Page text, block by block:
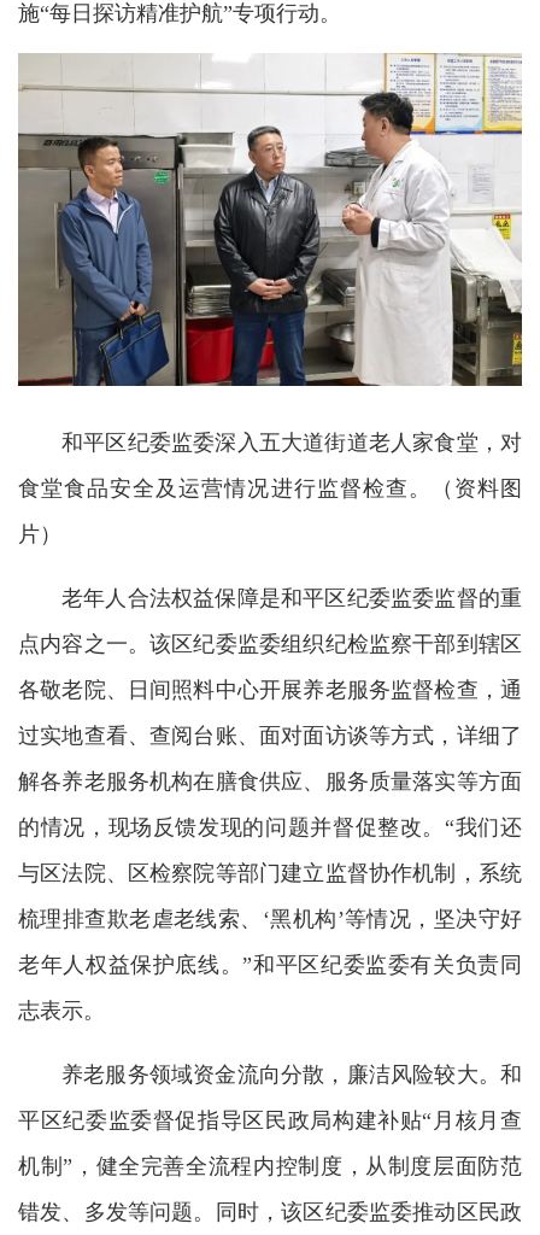
施“每日探访精准护航”专项行动。
和平区纪委监委深入五大道街道老人家食堂，对
食堂食品安全及运营情况进行监督检查。（资料图
片）
老年人合法权益保障是和平区纪委监委监督的重
点内容之一。该区纪委监委组织纪检监察干部到辖区
各敬老院、日间照料中心开展养老服务监督检查，通
过实地查看、查阅台账、面对面访谈等方式，详细了
解各养老服务机构在膳食供应、服务质量落实等方面
的情况，现场反馈发现的问题并督促整改。“我们还
与区法院、区检察院等部门建立监督协作机制，系统
梳理排查欺老虐老线索、‘黑机构’等情况，坚决守好
老年人权益保护底线。”和平区纪委监委有关负责同
志表示。
养老服务领域资金流向分散，廉洁风险较大。和
平区纪委监委督促指导区民政局构建补贴“月核月查
机制”，健全完善全流程内控制度，从制度层面防范
错发、多发等问题。同时，该区纪委监委推动区民政